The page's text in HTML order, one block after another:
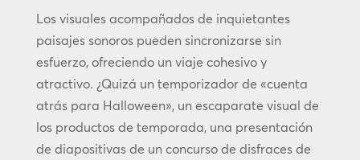
Los visuales acompañados de inquietantes
paisajes sonoros pueden sincronizarse sin
esfuerzo, ofreciendo un viaje cohesivo y
atractivo. ¿Quizá un temporizador de «cuenta
atrás para Halloween», un escaparate visual de
los productos de temporada, una presentación
de diapositivas de un concurso de disfraces de